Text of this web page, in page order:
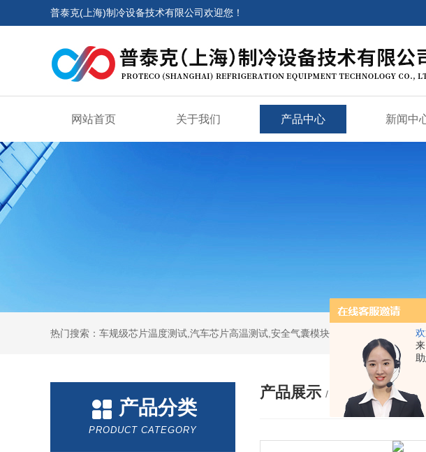
普泰克(上海)制冷设备技术有限公司欢迎您！
网站首页 关于我们 产品中心 新闻中
热门搜索：车规级芯片温度测试,汽车芯片高温测试,安全气囊模块性能测试
产品分类
PRODUCT CATEGORY
产品展示 / PRODUCTS